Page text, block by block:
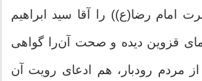
امام رضا(ع)) را آقا سید ابراهیم
قزوین دیده و صحت آن‌را گواهی
مردم رودبار، هم ادعای رویت آن